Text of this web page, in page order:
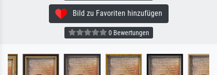
Bild zu Favoriten hinzufügen
0 Bewertungen